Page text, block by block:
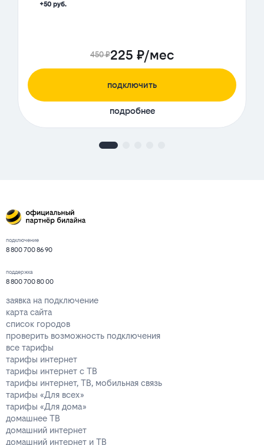
+50 руб.
450 ₽225 ₽/мес
подключить
подробнее
подключение
8 800 700 86 90
поддержка
8 800 700 80 00
заявка на подключение
карта сайта
список городов
проверить возможность подключения
все тарифы
тарифы интернет
тарифы интернет с ТВ
тарифы интернет, ТВ, мобильная связь
тарифы «Для всех»
тарифы «Для дома»
домашнее ТВ
домашний интернет
домашний интернет и ТВ